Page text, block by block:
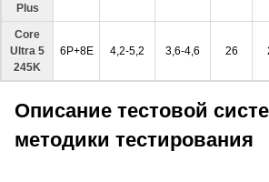
Plus
Core
Ultra 5
245K
6P+8E 4,2-5,2 3,6-4,6 26
Описание тестовой
методики тестирования